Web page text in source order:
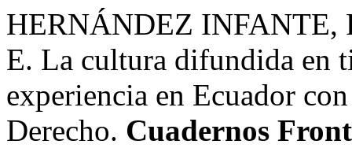
HERNÁNDEZ
E. La cultura difundida en
experiencia en Ecuador
Derecho. Cuadernos